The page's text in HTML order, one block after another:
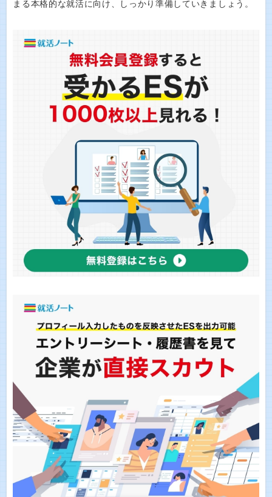
まる本格的な就活に向け、しっかり準備していきましょう。